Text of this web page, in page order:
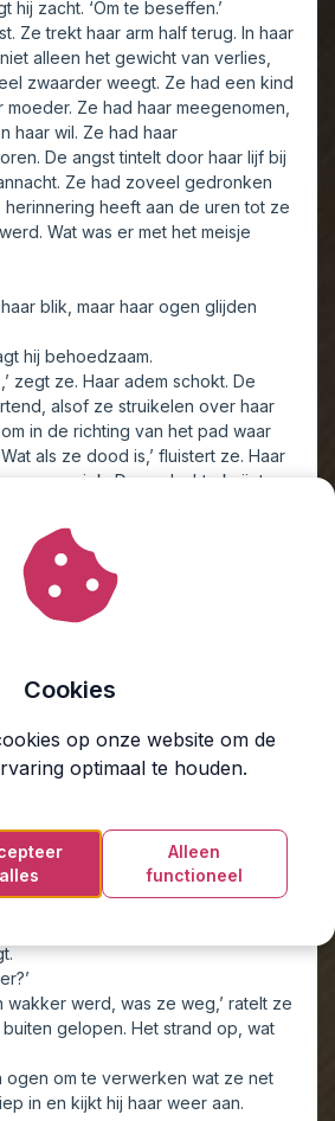
hij zacht. ‘Om te beseffen.’
Ze trekt haar arm half terug. In haar
alleen het gewicht van verlies,
zwaarder weegt. Ze had een kind
Ze had haar meegenomen,
haar wil. Ze had haar
De angst tintelt door haar lijf bij
Ze had zoveel gedronken
heeft aan de uren tot ze
Wat was er met het meisje
blik, maar haar ogen glijden
hij behoedzaam.
zegt ze. Haar adem schokt. De
alsof ze struikelen over haar
in de richting van het pad waar
als ze dood is,’ fluistert ze. Haar
van paniek. De gedachte knijpt
je door, he,’ zegt hij en hij kijkt
Idise, nog nat van de regen die
is gevallen.
bij ons.’
Marijn. We hebben geen tijd te
maar Marijn grijpt haar vast met een
en de ander op haar schouder.
zegt hij beslist.
gaat niet om mij, maar om het
Marijn. Ik dacht dat ze
haar weggehaald van haar moeder.
En misschien… Nee, niet
wakker werd, was ze weg,’ ratelt ze
buiten gelopen. Het strand op, wat
ogen om te verwerken wat ze net
in en kijkt hij haar weer aan.
Cookies
op onze website om de
optimaal te houden.
Alleen
functioneel
alles